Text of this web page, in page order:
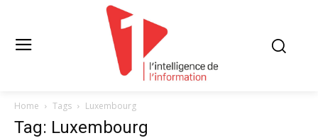
Home Tags Luxembourg
Tag: Luxembourg